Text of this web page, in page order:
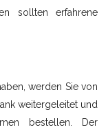
sollten erfahrene
werden Sie von
weitergeleitet und
bestellen. Der